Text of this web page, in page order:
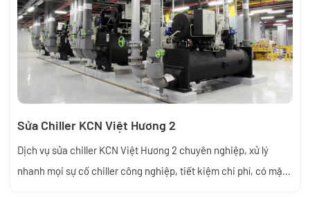
Sửa Chiller KCN Việt Hương 2
Dịch vụ sửa chiller KCN Việt Hương 2 chuyên nghiệp, xử lý
nhanh mọi sự cố chiller công nghiệp, tiết kiệm chi phí, có mặt